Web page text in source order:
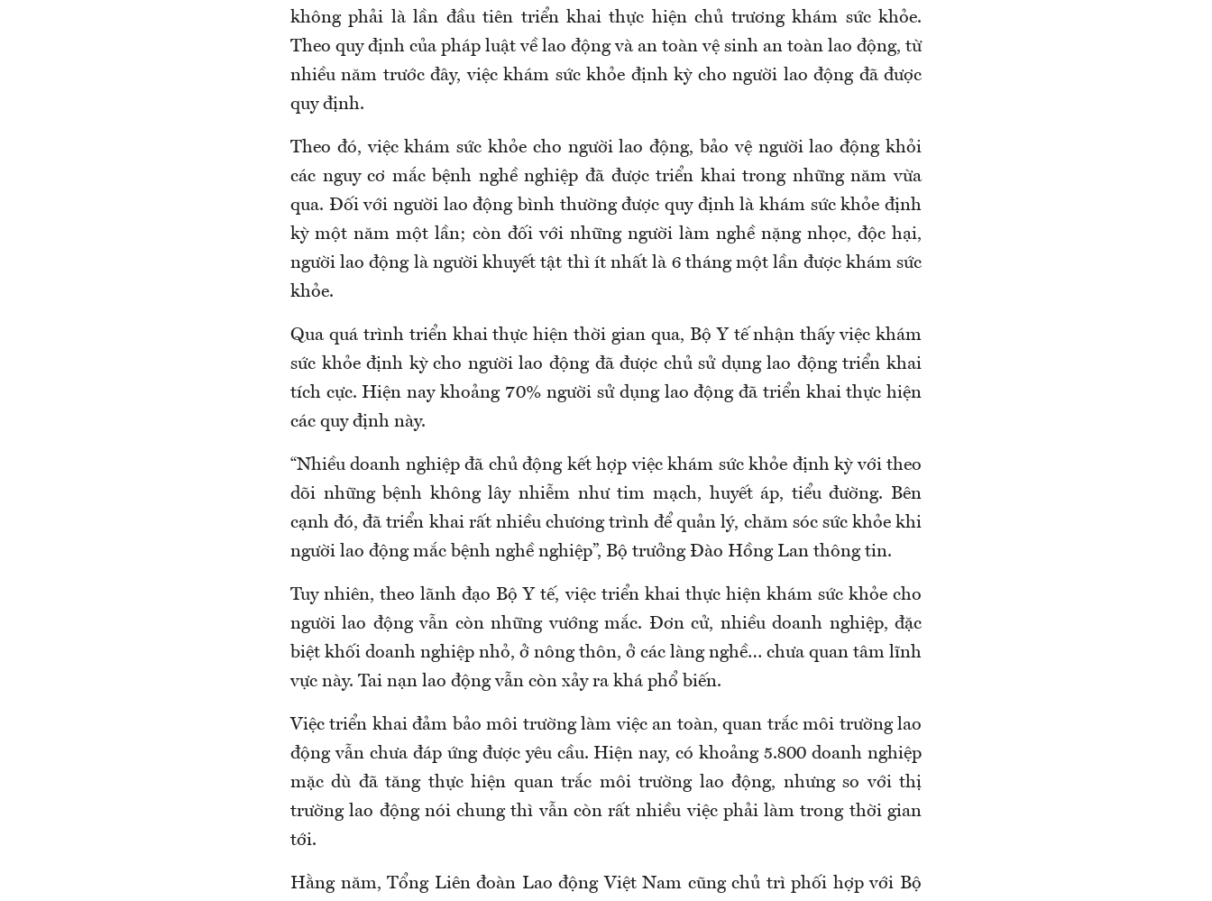
không phải là lần đầu tiên triển khai thực hiệnchủ trương khám sức khỏe.
Theo quy định của pháp luậtvề lao động và an toànvệ sinh an toàn lao động, từ
nhiều năm trước đây, việc khám sức khỏe định kỳ cho người lao động đã được
quy định.
Theo đó, việc khám sức khỏe cho người lao động, bảo vệ người lao động khỏi
các nguy cơ mắc bệnh nghề nghiệp đã được triển khai trong những năm vừa
qua. Đối với người lao động bình thường được quy định là khám sức khỏe định
kỳ một năm một lần; còn đối với những người làm nghề nặng nhọc, độc hại,
người lao động là người khuyết tật thì ít nhất là 6 tháng một lần được khám sức
khỏe.
Qua quá trình triển khai thực hiện thời gian qua, Bộ Y tế nhận thấy việc khám
sức khỏe định kỳ cho người lao động đã được chủ sử dụng lao động triển khai
tích cực. Hiện nay khoảng 70% người sử dụng lao động đã triển khai thực hiện
các quy định này.
“Nhiều doanh nghiệp đã chủ động kết hợp việc khám sức khỏe định kỳ với theo
dõi những bệnh không lây nhiễm như tim mạch, huyết áp, tiểu đường.Bên
cạnh đó, đãtriển khai rất nhiều chương trình để quản lý, chăm sóc sức khỏe khi
người lao động mắc bệnh nghề nghiệp”, Bộ trưởng Đào Hồng Lan thông tin.
Tuy nhiên,theo lãnh đạo Bộ Y tế,việc triển khai thực hiện khám sức khỏe cho
người lao độngvẫn còn những vướng mắc. Đơn cử, nhiềudoanh nghiệp, đặc
biệt khối doanh nghiệp nhỏ, ở nông thôn, ở các làng nghề… chưa quan tâm lĩnh
vực này. Tai nạn lao động vẫn còn xảy ra khá phổ biến.
Việc triển khai đảm bảo môi trường làm việc an toàn, quan trắc môi trường lao
động vẫn chưa đáp ứng được yêu cầu. Hiện nay, có khoảng 5.800 doanh nghiệp
mặc dù đã tăng thực hiện quan trắc môi trường lao động, nhưng so với thị
trường lao động nói chung thì vẫn còn rất nhiều việc phải làm trong thời gian
tới.
Hằng năm, Tổng Liên đoàn Lao động Việt Nam cũng chủ trì phối hợp với Bộ